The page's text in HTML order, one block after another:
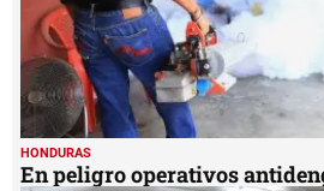
HONDURAS
En peligro operativos